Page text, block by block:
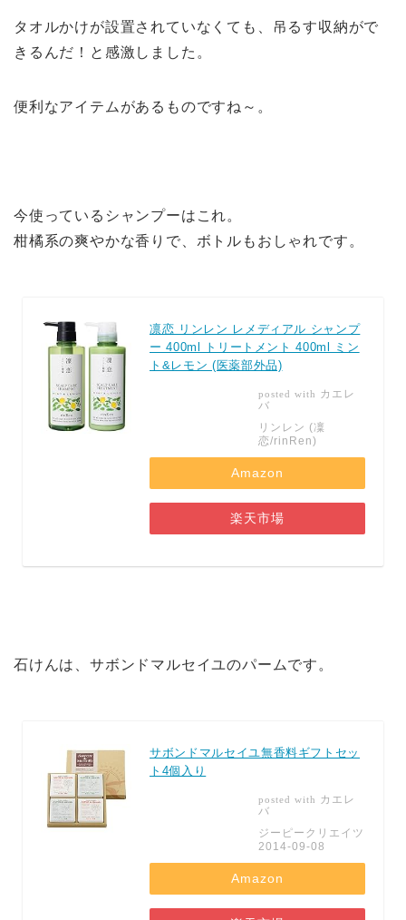
タオルかけが設置されていなくても、吊るす収納がで
きるんだ！と感激しました。
便利なアイテムがあるものですね～。
今使っているシャンプーはこれ。
柑橘系の爽やかな香りで、ボトルもおしゃれです。
凛恋 リンレン レメディアル シャンプ
ー 400ml トリートメント 400ml ミン
ト&レモン (医薬部外品)
posted with カエレ
バ
リンレン (凜
恋/rinRen)
Amazon
楽天市場
石けんは、サボンドマルセイユのパームです。
サボンドマルセイユ無香料ギフトセッ
ト4個入り
posted with カエレ
バ
ジーピークリエイツ
2014-09-08
Amazon